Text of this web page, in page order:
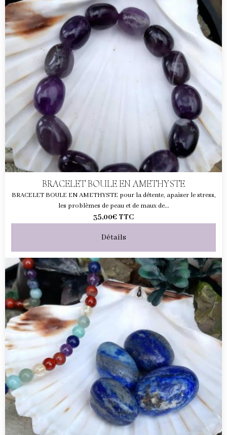
BRACELET BOULE EN AMETHYSTE
BRACELET BOULE EN AMETHYSTE pour la détente, apaiser le stress,
les problèmes de peau et de maux de...
35,00€ TTC
Détails